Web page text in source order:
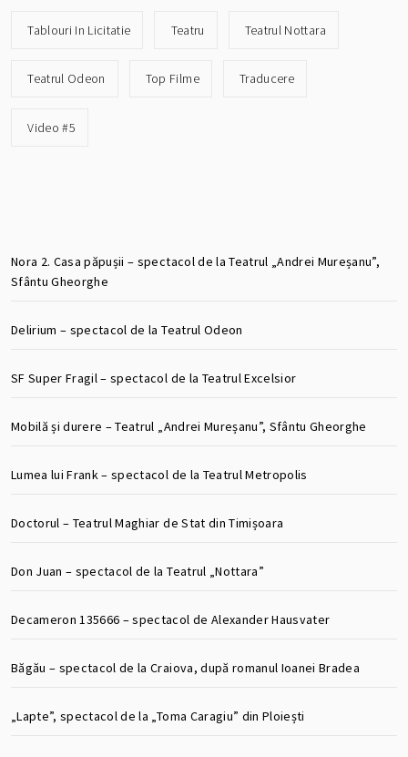
Tablouri In Licitatie Teatru Teatrul Nottara
Teatrul Odeon Top Filme Traducere
Video #5
Nora 2. Casa păpușii – spectacol de la Teatrul „Andrei Mureșanu”,
Sfântu Gheorghe
Delirium – spectacol de la Teatrul Odeon
SF Super Fragil – spectacol de la Teatrul Excelsior
Mobilă și durere – Teatrul „Andrei Mureșanu”, Sfântu Gheorghe
Lumea lui Frank – spectacol de la Teatrul Metropolis
Doctorul – Teatrul Maghiar de Stat din Timișoara
Don Juan – spectacol de la Teatrul „Nottara”
Decameron 135666 – spectacol de Alexander Hausvater
Băgău – spectacol de la Craiova, după romanul Ioanei Bradea
„Lapte”, spectacol de la „Toma Caragiu” din Ploiești